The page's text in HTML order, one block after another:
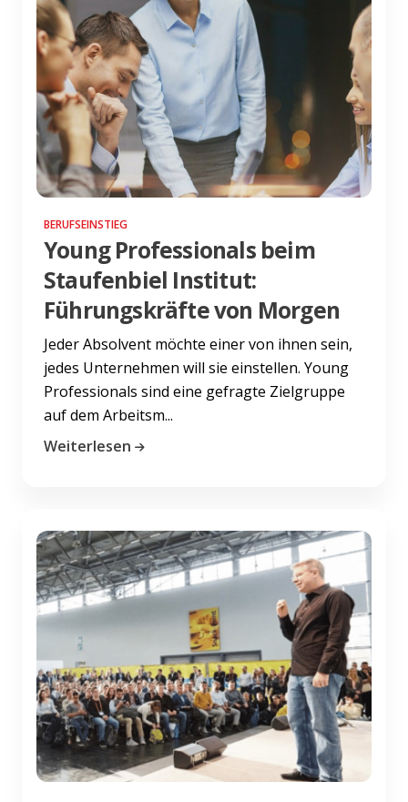
BERUFSEINSTIEG
Young Professionals beim
Staufenbiel Institut:
Führungskräfte von Morgen
Jeder Absolvent möchte einer von ihnen sein,
jedes Unternehmen will sie einstellen. Young
Professionals sind eine gefragte Zielgruppe
auf dem Arbeitsm...
Weiterlesen